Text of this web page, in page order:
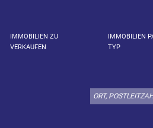
IMMOBILIEN ZU
VERKAUFEN
IMMOBILIEN
TYP